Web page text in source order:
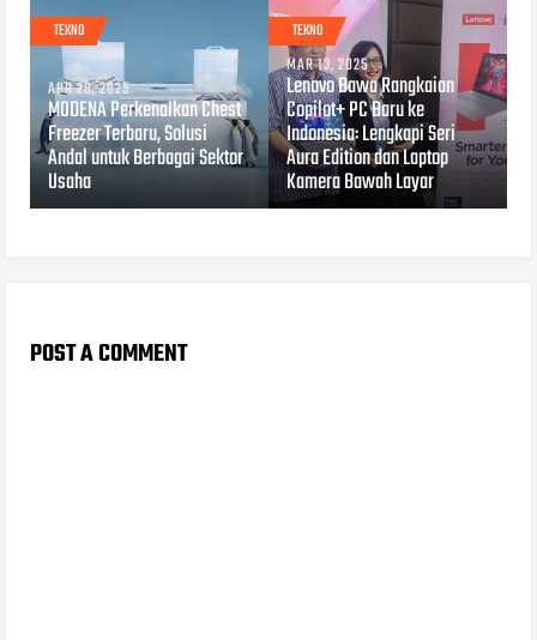
TEKNO
APR 28, 2025
MODENA Perkenalkan Chest
Freezer Terbaru, Solusi
Andal untuk Berbagai Sektor
Usaha
TEKNO
MAR 13, 2025
Lenovo Bawa Rangkaian
Copilot+ PC Baru ke
Indonesia: Lengkapi Seri
Aura Edition dan Laptop
Kamera Bawah Layar
POST A COMMENT